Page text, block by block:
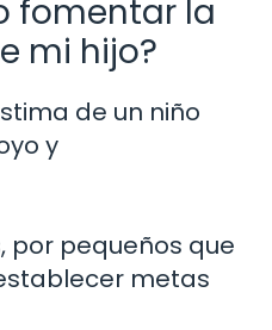
fomentar la
mi hijo?
de un niño
y
por pequeños que
metas